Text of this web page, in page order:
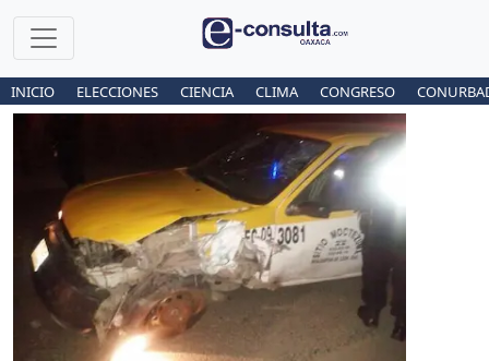
INICIO ELECCIONES CIENCIA CLIMA CONGRESO